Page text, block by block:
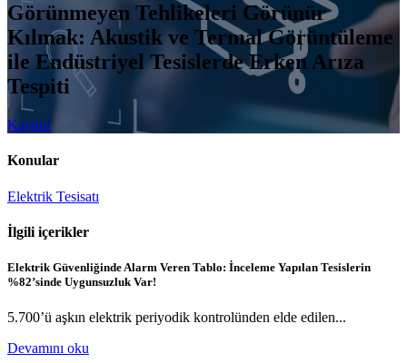
Görünmeyen Tehlikeleri Görünür
Kılmak: Akustik ve Termal Görüntüleme
ile Endüstriyel Tesislerde Erken Arıza
Tespiti
Kaydol
Konular
Elektrik Tesisatı
İlgili içerikler
Elektrik Güvenliğinde Alarm Veren Tablo: İnceleme Yapılan Tesislerin
%82’sinde Uygunsuzluk Var!
5.700’ü aşkın elektrik periyodik kontrolünden elde edilen...
Devamını oku